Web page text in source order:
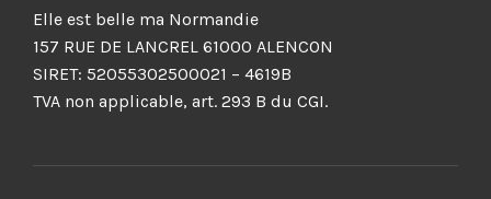
Elle est belle ma Normandie
157 RUE DE LANCREL 61000 ALENCON
SIRET: 52055302500021 – 4619B
TVA non applicable, art. 293 B du CGI.